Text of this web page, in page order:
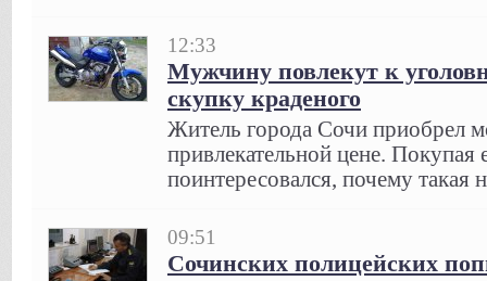
12:33
Мужчину повлекут к
скупку краденого
Житель города Сочи приобрел
привлекательной цене. Покупая
поинтересовался, почему такая
09:51
Сочинских полицейских